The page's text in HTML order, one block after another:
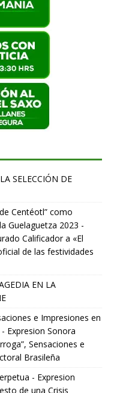
SELECCIÓN DE
Centéotl” como
Guelaguetza 2023 -
Calificador a «El
de las festividades
EN LA
e Impresiones en
Expresion Sonora
Sensaciones e
Brasileña
- Expresion
de una Crisis